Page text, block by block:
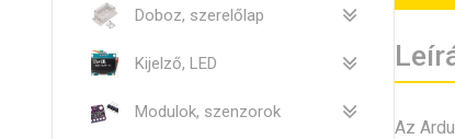
Az
Doboz, szerelőlap
Kijelző, LED
Modulok, szenzorok